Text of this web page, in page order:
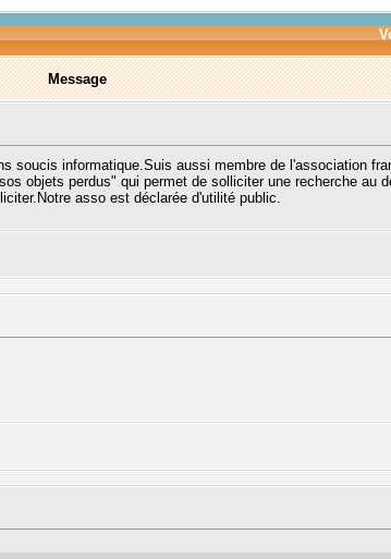
Message
soucis informatique.Suis aussi membre de l'association
objets perdus" qui permet de solliciter une recherche au
asso est déclarée d'utilité public.